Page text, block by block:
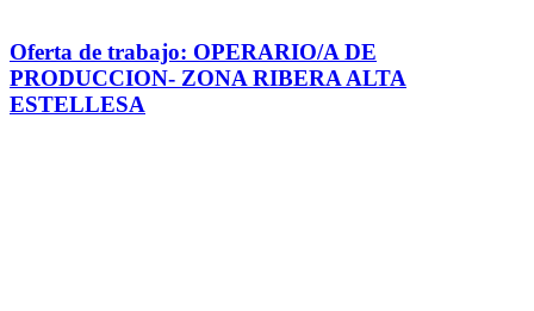
Oferta de trabajo: OPERARIO/A DE
PRODUCCION- ZONA RIBERA ALTA
ESTELLESA